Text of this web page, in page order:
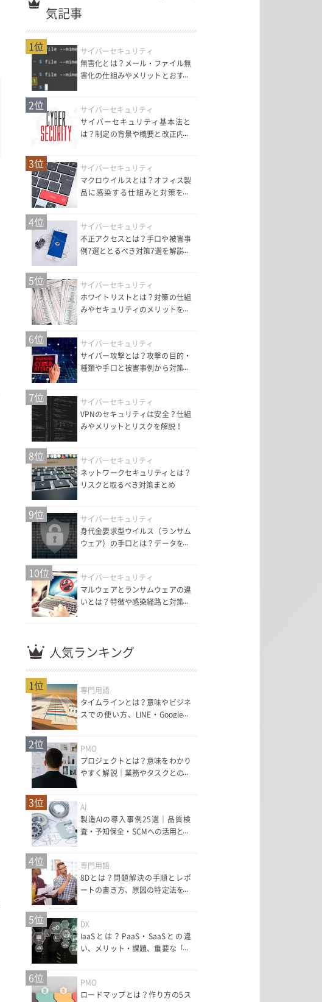
気記事
サイバーセキュリティ
無害化とは？メール・ファイル無
害化の仕組みやメリットとおすす
1位
サイバーセキュリティ
サイバーセキュリティ基本法と
は？制定の背景や概要と改正内容
2位
サイバーセキュリティ
マクロウイルスとは？オフィス製
品に感染する仕組みと対策を解
3位
サイバーセキュリティ
不正アクセスとは？手口や被害事
例7選ととるべき対策7選を解説！
4位
サイバーセキュリティ
ホワイトリストとは？対策の仕組
みやセキュリティのメリットを解
5位
サイバーセキュリティ
サイバー攻撃とは？攻撃の目的・
種類や手口と被害事例から対策を
6位
サイバーセキュリティ
VPNのセキュリティは安全？仕組
みやメリットとリスクを解説！
7位
サイバーセキュリティ
ネットワークセキュリティとは？
リスクと取るべき対策まとめ
8位
サイバーセキュリティ
身代金要求型ウイルス（ランサム
ウェア）の手口とは？データを守
9位
サイバーセキュリティ
マルウェアとランサムウェアの違
いとは？特徴や感染経路と対策に
10位
人気ランキング
専門用語
タイムラインとは？意味やビジネ
スでの使い方、LINE・Googleマ
1位
PMO
プロジェクトとは？意味をわかり
やすく解説｜業務やタスクとの違
2位
AI
製造AIの導入事例25選｜品質検
査・予知保全・SCMへの活用とメ
3位
専門用語
8Dとは？問題解決の手順とレポ
ートの書き方、原因の特定法を解
4位
DX
IaaSとは？PaaS・SaaSとの違
い、メリット・課題、重要な「責
5位
PMO
ロードマップとは？作り方の5ス
6位